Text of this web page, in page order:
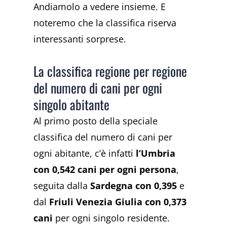
Andiamolo a vedere insieme. E
noteremo che la classifica riserva
interessanti sorprese.
La classifica regione per regione
del numero di cani per ogni
singolo abitante
Al primo posto della speciale
classifica del numero di cani per
ogni abitante, c’è infatti l’Umbria
con 0,542 cani per ogni persona,
seguita dallaSardegna con 0,395 e
dal Friuli Venezia Giulia con 0,373
cani per ogni singolo residente.